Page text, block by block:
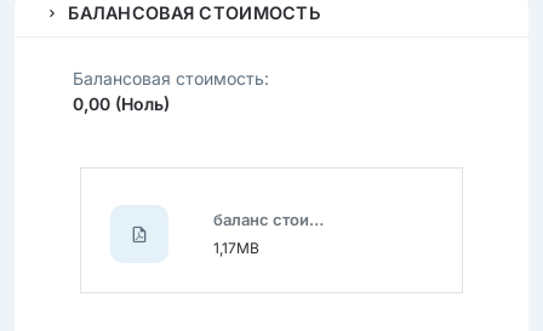
БАЛАНСОВАЯ СТОИМОСТЬ
Балансовая стоимость:
0,00 (Ноль)
баланс стоимость пож машина.pdf
1,17MB